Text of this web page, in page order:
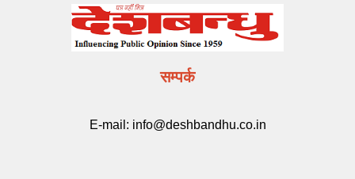
सम्पर्क
E-mail: info@deshbandhu.co.in